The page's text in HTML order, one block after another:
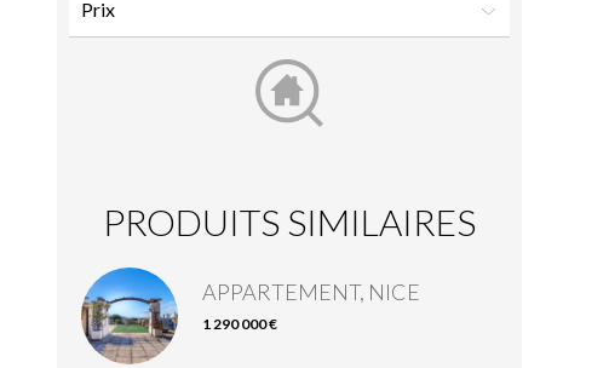
PRODUITS SIMILAIRES
APPARTEMENT, NICE
1 290 000 €